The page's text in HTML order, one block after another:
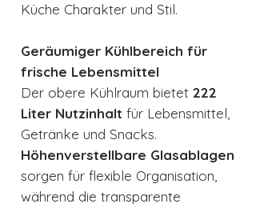
Küche Charakter und Stil.
Geräumiger Kühlbereich für
frische Lebensmittel
Der obere Kühlraum bietet 222
Liter Nutzinhalt für Lebensmittel,
Getränke und Snacks.
Höhenverstellbare Glasablagen
sorgen für flexible Organisation,
während die transparente